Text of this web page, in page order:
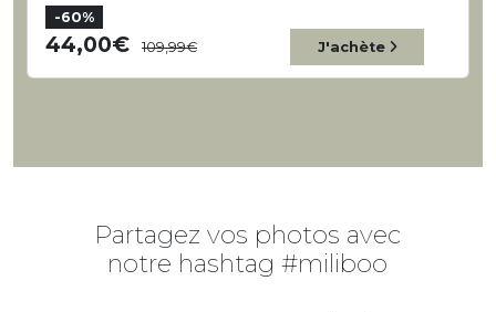
-60%
44,00 109,99 J'achète
Partagez vos photos avec
notre hashtag #miliboo